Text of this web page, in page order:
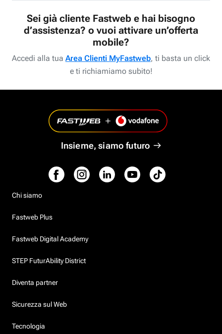
Sei già cliente Fastweb e hai bisogno
d’assistenza? o vuoi attivare un’offerta
mobile?
Accedi alla tua Area Clienti MyFastweb, ti basta un click
e ti richiamiamo subito!
Insieme, siamo futuro
Chi siamo
Fastweb Plus
Fastweb Digital Academy
STEP FuturAbility District
Diventa partner
Sicurezza sul Web
Tecnologia